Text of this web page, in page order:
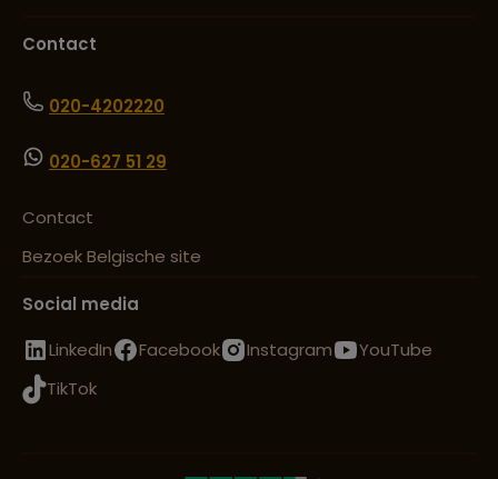
Contact
020-4202220
020-627 51 29
Contact
Bezoek Belgische site
Social media
LinkedIn
Facebook Instagram
YouTube
TikTok